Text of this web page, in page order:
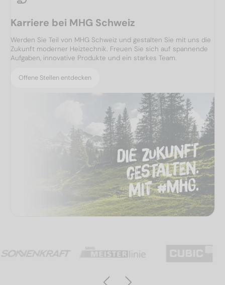
Karriere bei MHG Schweiz
Werden Sie Teil von MHG Schweiz und gestalten Sie mit uns die
Zukunft moderner Heiztechnik. Freuen Sie sich auf spannende
Aufgaben, innovative Produkte und ein starkes Team.
Offene Stellen entdecken